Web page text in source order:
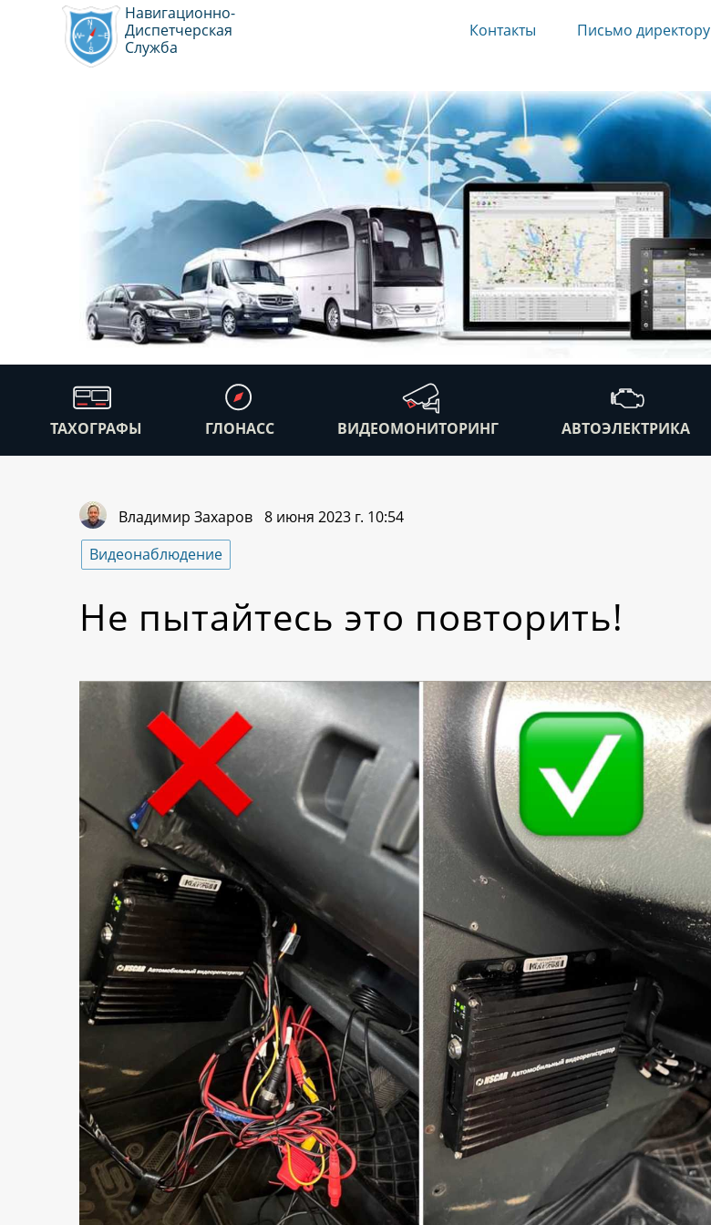
Навигационно-
Диспетчерская
Служба
Контакты Письмо директору
ТАХОГРАФЫ ГЛОНАСС ВИДЕОМОНИТОРИНГ АВТОЭЛЕКТРИКА
Владимир Захаров 8 июня 2023 г. 10:54
Видеонаблюдение
Не пытайтесь это повторить!